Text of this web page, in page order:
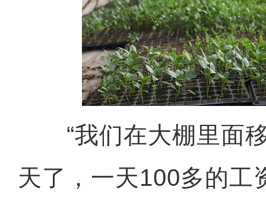
“我们在大棚里面移
天了，一天100多的工